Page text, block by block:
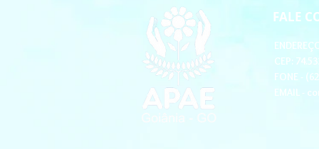
FALE
CEP:
FONE -
EMAIL -